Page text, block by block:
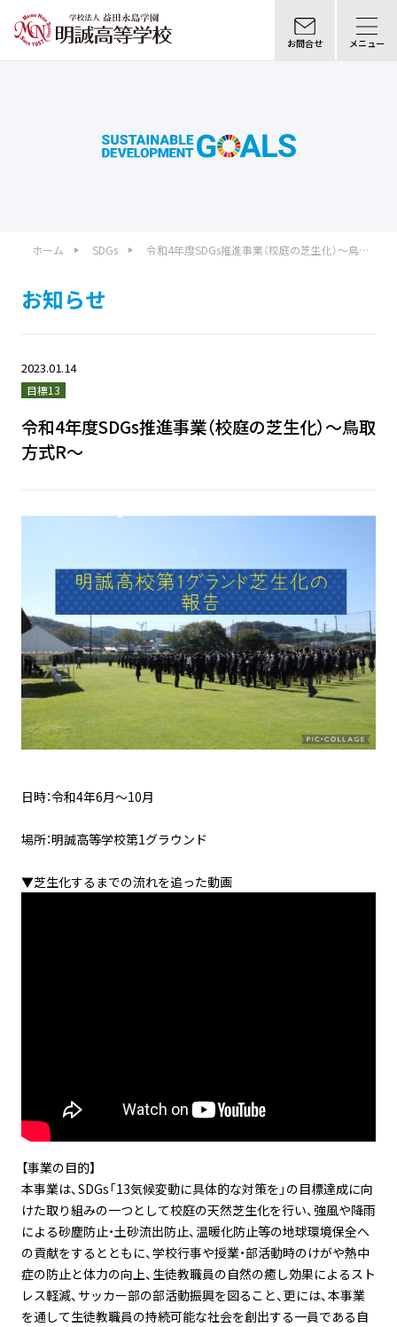
お問合せ メニュー
ホーム SDGs
令和4年度SDGs推進事業（校庭の芝生化）～鳥取
お知らせ
2023.01.14
目標13
令和4年度SDGs推進事業（校庭の芝生化）～鳥取
方式R～
日時：令和4年6月〜10月
場所：明誠高等学校第1グラウンド
▼芝生化するまでの流れを追った動画
【事業の目的】
本事業は、SDGs「13気候変動に具体的な対策を」の目標達成に向
けた取り組みの一つとして校庭の天然芝生化を行い、強風や降雨
による砂塵防止・土砂流出防止、温暖化防止等の地球環境保全へ
の貢献をするとともに、学校行事や授業・部活動時のけがや熱中
症の防止と体力の向上、生徒教職員の自然の癒し効果によるスト
レス軽減、サッカー部の部活動振興を図ること、更には、本事業
を通して生徒教職員の持続可能な社会を創出する一員である自